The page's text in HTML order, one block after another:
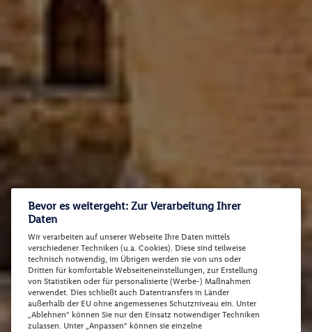
Bevor es weitergeht: Zur Verarbeitung Ihrer
Daten
Wir verarbeiten auf unserer Webseite Ihre Daten mittels
verschiedener Techniken (u.a. Cookies). Diese sind teilweise
technisch notwendig, im Übrigen werden sie von uns oder
Dritten für komfortable Webseiteneinstellungen, zur Erstellung
von Statistiken oder für personalisierte (Werbe-) Maßnahmen
verwendet. Dies schließt auch Datentransfers in Länder
außerhalb der EU ohne angemessenes Schutzniveau ein. Unter
„Ablehnen“ können Sie nur den Einsatz notwendiger Techniken
zulassen. Unter „Anpassen“ können sie einzelne